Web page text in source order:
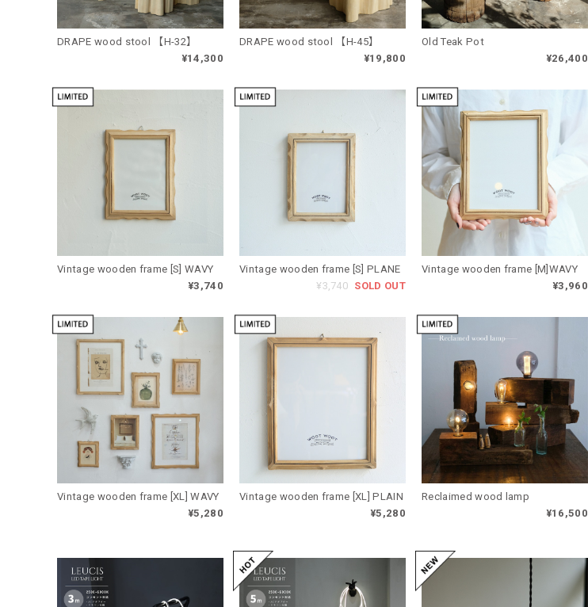
DRAPE wood stool 【H-32】
¥14,300
DRAPE wood stool 【H-45】
¥19,800
Old Teak Pot
¥26,400
Vintage wooden frame [S] WAVY
¥3,740
Vintage wooden frame [S] PLANE
¥3,740 SOLD OUT
Vintage wooden frame [M]WAVY
¥3,960
Vintage wooden frame [XL] WAVY
¥5,280
Vintage wooden frame [XL] PLAIN
¥5,280
Reclaimed wood lamp
¥16,500